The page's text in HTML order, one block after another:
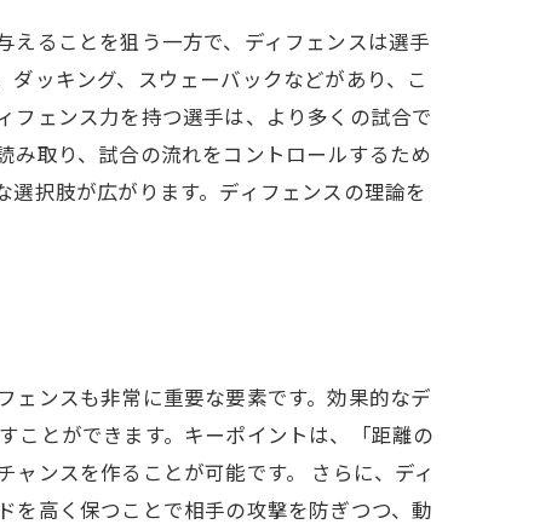
ることを狙う一方で、ディフェンスは選手
ッキング、スウェーバックなどがあり、こ
フェンス力を持つ選手は、より多くの試合で
取り、試合の流れをコントロールするため
択肢が広がります。ディフェンスの理論を
ェンスも非常に重要な要素です。効果的なデ
ことができます。キーポイントは、「距離の
ンスを作ることが可能です。 さらに、ディ
を高く保つことで相手の攻撃を防ぎつつ、動